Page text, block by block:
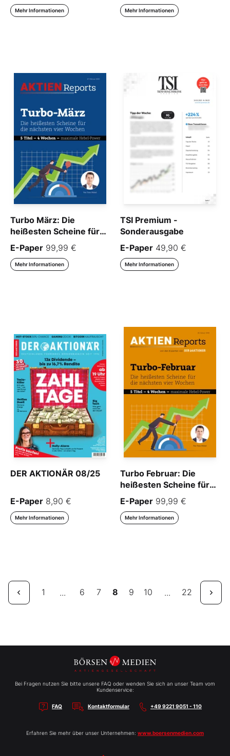
Mehr Informationen Mehr Informationen
Turbo März: Die
heißesten Scheine für
die nächsten vier
Wochen
E-Paper 99,99 €
Mehr Informationen
TSI Premium -
Sonderausgabe
E-Paper 49,90 €
Mehr Informationen
DER AKTIONÄR 08/25
E-Paper 8,90 €
Mehr Informationen
Turbo Februar: Die
heißesten Scheine für
die nächsten vier
Wochen
E-Paper 99,99 €
Mehr Informationen
1 ... 6 7 8 9 10 ... 22
Bei Fragen nutzen Sie bitte unsere FAQ oder wenden Sie sich an unser Team vom
Kundenservice:
FAQ Kontaktformular +49 9221 9051 - 110
Erfahren Sie mehr über unser Unternehmen: www.boersenmedien.com